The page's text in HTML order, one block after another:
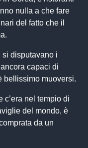
nulla a che fare
del fatto che il
si disputavano i
capaci di
bellissimo muoversi.
c’era nel tempio di
del mondo, è
da un